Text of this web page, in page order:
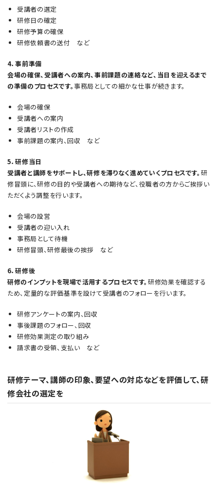
受講者の選定
研修日の確定
研修予算の確保
研修依頼書の送付 など
4．事前準備
会場の確保、受講者への案内、事前課題の連絡など、当日を迎えるまで
の準備のプロセスです。事務局としての細かな仕事が続きます。
会場の確保
受講者への案内
受講者リストの作成
事前課題の案内、回収 など
5．研修当日
受講者と講師をサポートし、研修を滞りなく進めていくプロセスです。 研
修冒頭に、研修の目的や受講者への期待など、役職者の方からご挨拶い
ただくよう調整を行います。
会場の設営
受講者の迎い入れ
事務局として待機
研修冒頭、研修最後の挨拶 など
6．研修後
研修のインプットを現場で活用するプロセスです。 研修効果を確認する
ため、定量的な評価基準を設けて受講者のフォローを行います。
研修アンケートの案内、回収
事後課題のフォロー、回収
研修効果測定の取り組み
請求書の受領、支払い など
研修テーマ、講師の印象、要望への対応などを評価して、研
修会社の選定を